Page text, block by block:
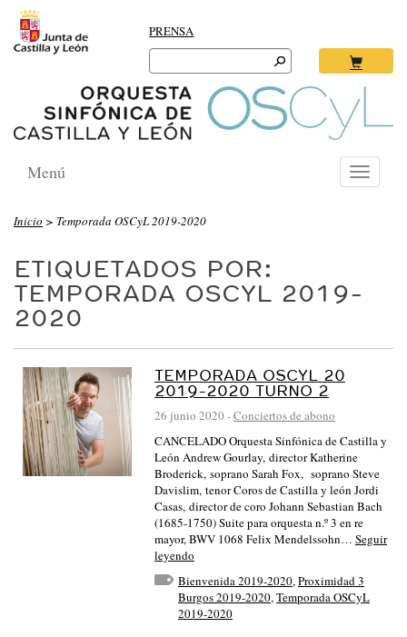
PRENSA
Search
for:
Toggle
Menú
Inicio > Temporada OSCyL 2019-2020
ETIQUETADOS POR:
TEMPORADA OSCYL 2019-
2020
TEMPORADA OSCYL 20
2019-2020 TURNO 2
26 junio 2020 -Conciertos de abono
CANCELADO Orquesta Sinfónica de Castilla y
León Andrew Gourlay, director Katherine
Broderick, soprano Sarah Fox, soprano Steve
Davislim, tenor Coros de Castilla y león Jordi
Casas, director de coro Johann Sebastian Bach
(1685-1750) Suite para orquesta n.º 3 en re
mayor, BWV 1068 Felix Mendelssohn… Seguir
leyendo
Bienvenida 2019-2020,Proximidad 3
Burgos 2019-2020,Temporada OSCyL
2019-2020